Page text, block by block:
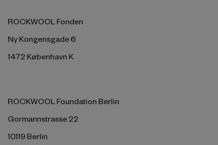
ROCKWOOL Fonden
Ny Kongensgade 6
1472 København K
ROCKWOOL Foundation Berlin
Gormannstrasse 22
10119 Berlin